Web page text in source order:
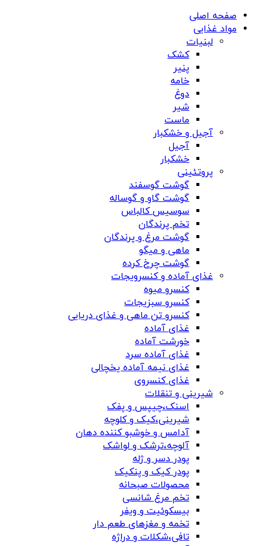
صفحه اصلی
مواد غذایی
لبنیات
کشک
پنیر
خامه
دوغ
شیر
ماست
آجیل و خشکبار
آجیل
خشکبار
پروتئینی
گوشت گوسفند
گوشت گاو و گوساله
سوسیس کالباس
تخم پرندگان
گوشت مرغ و پرندگان
ماهی و میگو
گوشت چرخ کرده
غذای آماده و کنسرویجات
کنسرو میوه
کنسرو سبزیجات
کنسرو تن ماهی و غذای دریایی
غذای آماده
خورشت آماده
غذای آماده سرد
غذای نیمه آماده یخچالی
غذای کنسروی
شیرینی و تنقلات
اسنک،چیپس و پفک
شیرینی،کیک و کلوچه
آدامس و خوشبو کننده دهان
آلوچه،ترشک و لواشک
پودر دسر و ژله
پودر کیک و پنکیک
محصولات صبحانه
تخم مرغ شانسی
بیسکوئیت و ویفر
تخمه و مغزهای طعم دار
تافی،شکلات و دراژه